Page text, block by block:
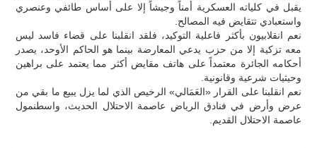
يقبل في كلياته العسكرية أمناً وجيشاً إلا على أساس طائفي وعنصري
واستعبادي تتقايض فيه المصالح.
نعم انقلابيون بأكثر فاعلية التوكيد، فلقد انقلبنا على قضاء فاسد ليس
معه تزكية إلا من حزب يدعي المعارضة بينما هو الحاكم الأوحد، يصدر
أحكامه الجائرة معتمداً على هاتف مقايض أكثر مما يعتمد على براهين
وحيثيات شرعية وقانونية.
نعم انقلبنا على القرار «العَمَالي» الرخيص الذي لما يزل يبيع ما بقي من
عرض وأرض في فنادق الرياض عاصمة الاحتلال الحديث، واسطنمول
عاصمة الاحتلال القديم.